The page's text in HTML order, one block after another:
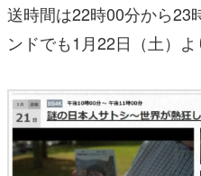
送時間は22時00分から23
ンドでも1月22日（土）よ